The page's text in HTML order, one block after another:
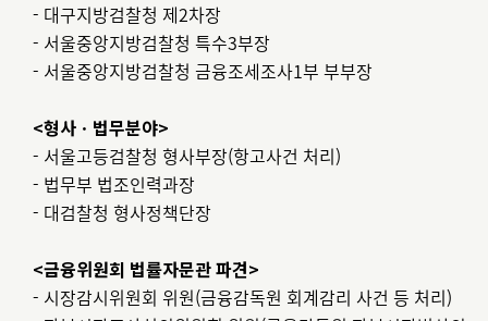
- 대구지방검찰청 제2차장
- 서울중앙지방검찰청 특수3부장
- 서울중앙지방검찰청 금융조세조사1부 부부장
<형사ㆍ법무분야>
- 서울고등검찰청 형사부장(항고사건 처리)
- 법무부 법조인력과장
- 대검찰청 형사정책단장
<금융위원회 법률자문관 파견>
- 시장감시위원회 위원(금융감독원 회계감리 사건 등 처리)